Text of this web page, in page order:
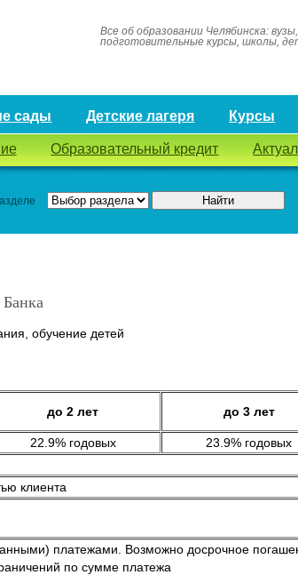
Все об образовании Челябинска:
подготовительные курсы, школы,
сады Детские лагеря Курсы
Образовательный кредит
обучение детей
до 2 лет до 3 лет
22.9% годовых
23.9% годовых
клиента
платежами. Возможно досрочное
по сумме платежа